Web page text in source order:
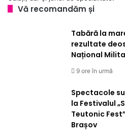
Vă recomandăm și
Tabără la
rezultate
Național
9 ore în urmă
Spectacole
la Festivalul
Teutonic
Brașov